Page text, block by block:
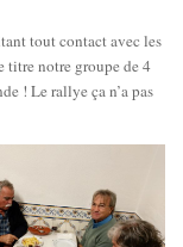
tout contact avec les
titre notre groupe de 4
! Le rallye ça n’a pas